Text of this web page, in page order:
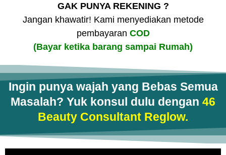
GAK PUNYA REKENING ?
Jangan khawatir! Kami menyediakan metode
pembayaran COD
(Bayar ketika barang sampai Rumah)
Ingin punya wajah yang Bebas Semua
Masalah? Yuk konsul dulu dengan 46
Beauty Consultant Reglow.